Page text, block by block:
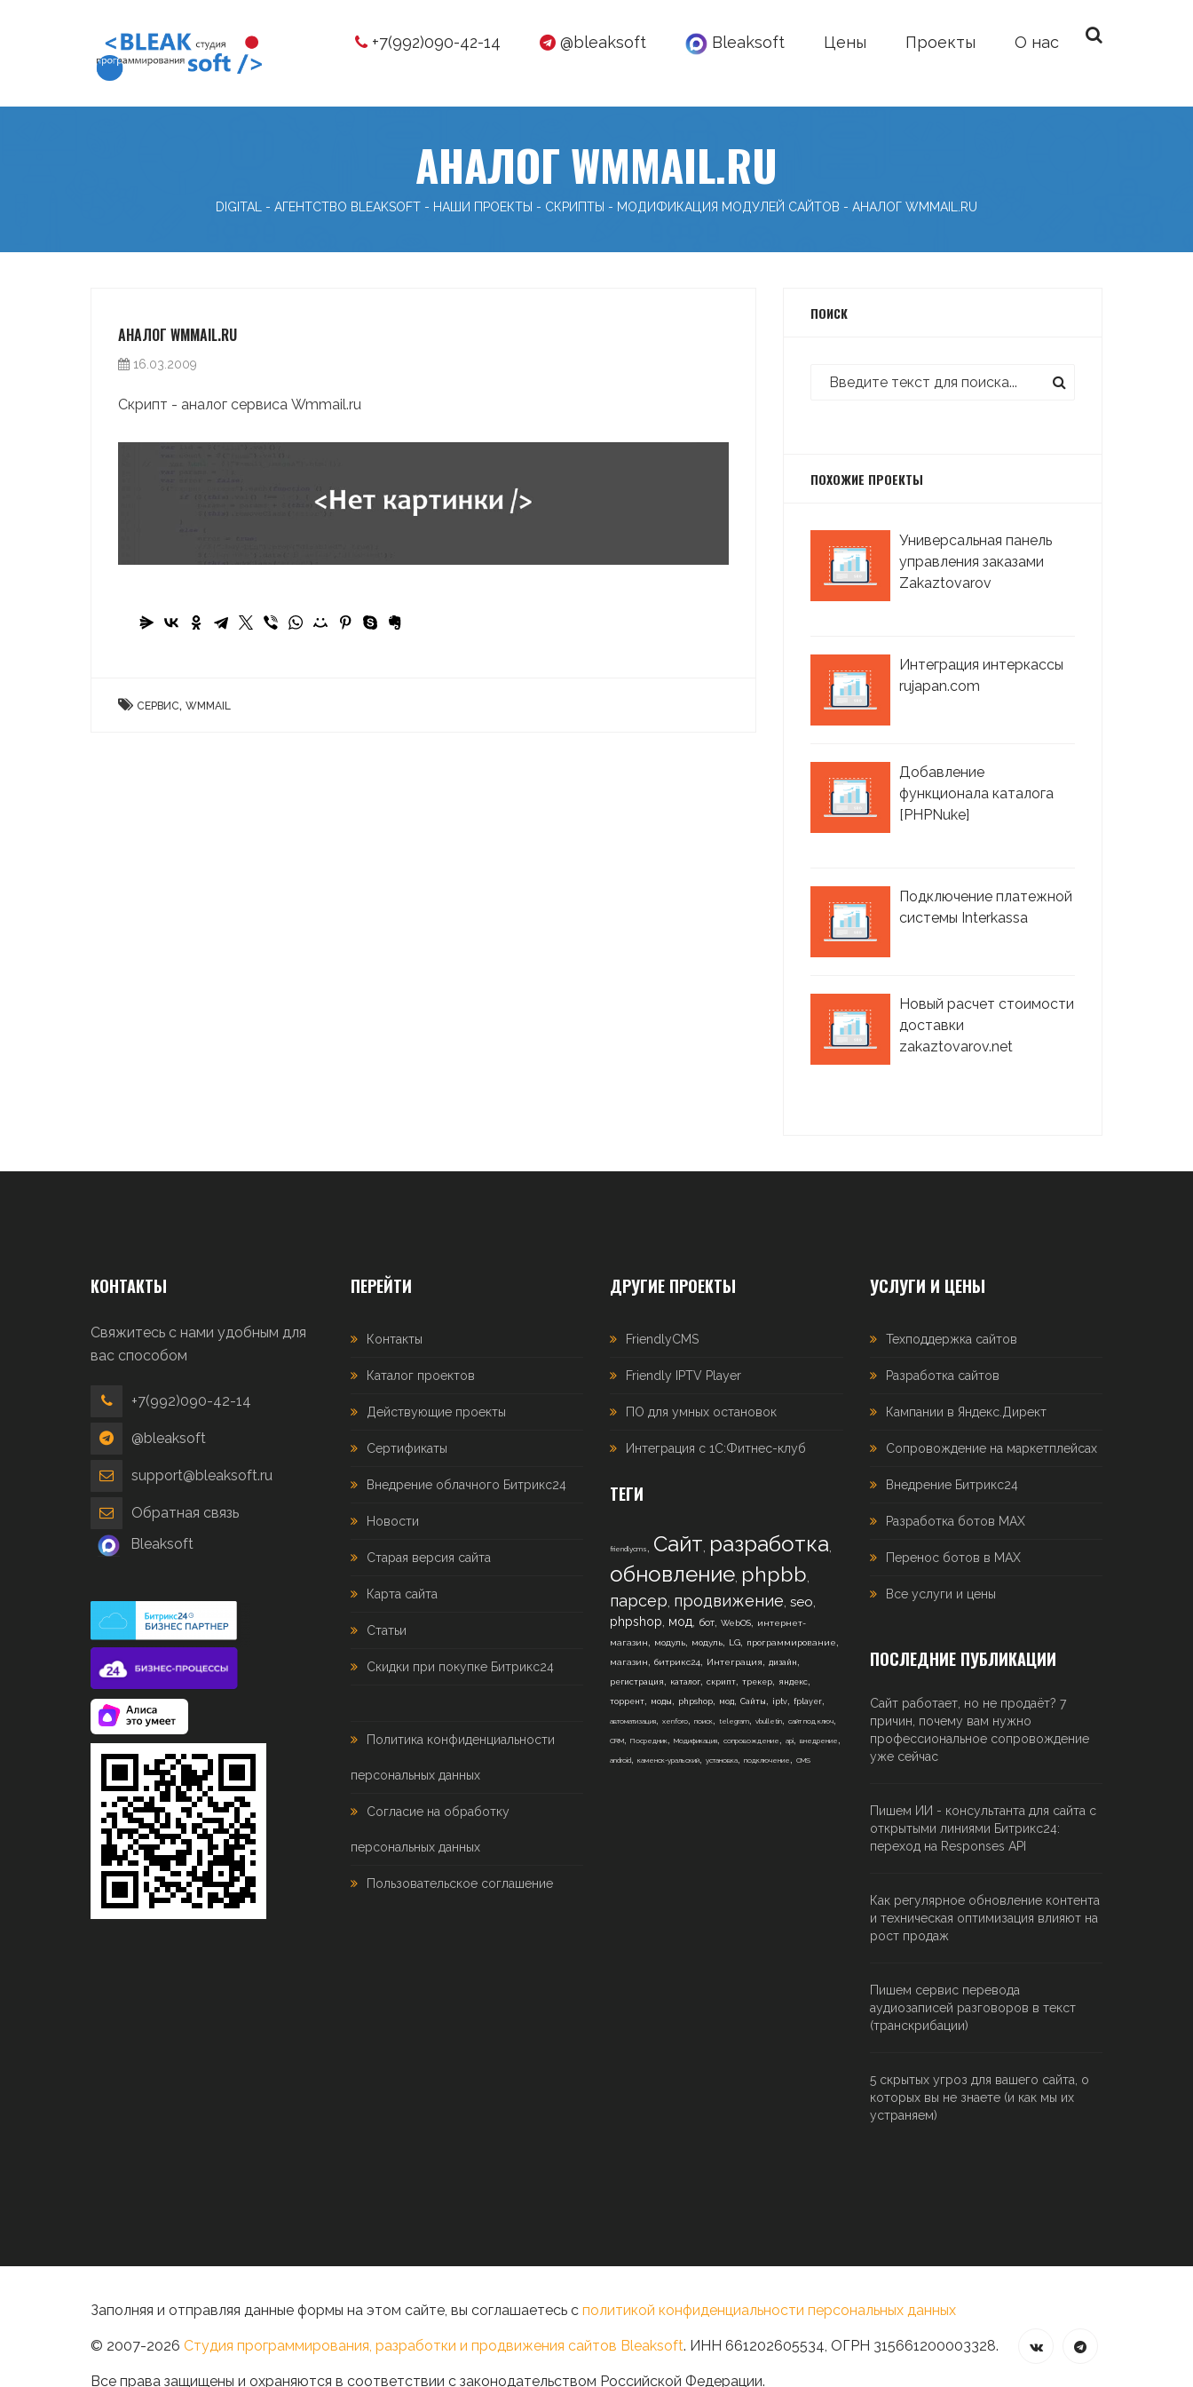
+7(992)090-42-14 @bleaksoft Bleaksoft Цены Проекты О нас
АНАЛОГ WMMAIL.RU
DIGITAL - АГЕНТСТВО BLEAKSOFT - НАШИ ПРОЕКТЫ - СКРИПТЫ - МОДИФИКАЦИЯ МОДУЛЕЙ САЙТОВ - АНАЛОГ WMMAIL.RU
АНАЛОГ WMMAIL.RU
16.03.2009
Скрипт - аналог сервиса Wmmail.ru
СЕРВИС, WMMAIL
ПОИСК
ПОХОЖИЕ ПРОЕКТЫ
Универсальная панель
управления заказами
Zakaztovarov
Интеграция интеркассы
rujapan.com
Добавление
функционала каталога
[PHPNuke]
Подключение платежной
системы Interkassa
Новый расчет стоимости
доставки
zakaztovarov.net
КОНТАКТЫ
Свяжитесь с нами удобным для
вас способом
+7(992)090-42-14
@bleaksoft
support@bleaksoft.ru
Обратная связь
Bleaksoft
ПЕРЕЙТИ
Контакты
Каталог проектов
Действующие проекты
Сертификаты
Внедрение облачного Битрикс24
Новости
Старая версия сайта
Карта сайта
Статьи
Скидки при покупке Битрикс24
Политика конфиденциальности
персональных данных
Согласие на обработку
персональных данных
Пользовательское соглашение
ДРУГИЕ ПРОЕКТЫ
FriendlyCMS
Friendly IPTV Player
ПО для умных остановок
Интеграция с 1С:Фитнес-клуб
ТЕГИ
friendlycms , Сайт, разработка,
обновление, phpbb,
парсер, продвижение, seo,
phpshop, мод, бот, WebOS, интернет-
магазин, модуль, модуль, LG, программирование,
магазин, битрикс24, Интеграция, дизайн ,
регистрация , каталог, скрипт, трекер, яндекс,
торрент, моды , phpshop, мод, Сайты , iptv, fplayer,
автоматизация, xenforo, поиск, telegram, vbulletin, сайт под ключ,
CRM, Посредник, Модификация, сопровождение , api, внедрение ,
android, каменск-уральский, установка, подключение , CMS
УСЛУГИ И ЦЕНЫ
Техподдержка сайтов
Разработка сайтов
Кампании в Яндекс.Директ
Сопровождение на маркетплейсах
Внедрение Битрикс24
Разработка ботов MAX
Перенос ботов в MAX
Все услуги и цены
ПОСЛЕДНИЕ ПУБЛИКАЦИИ
Сайт работает, но не продаёт? 7
причин, почему вам нужно
профессиональное сопровождение
уже сейчас
Пишем ИИ - консультанта для сайта с
открытыми линиями Битрикс24:
переход на Responses API
Как регулярное обновление контента
и техническая оптимизация влияют на
рост продаж
Пишем сервис перевода
аудиозаписей разговоров в текст
(транскрибации)
5 скрытых угроз для вашего сайта, о
которых вы не знаете (и как мы их
устраняем)
Заполняя и отправляя данные формы на этом сайте, вы соглашаетесь с политикой конфиденциальности персональных данных
© 2007-2026 Студия программирования, разработки и продвижения сайтов Bleaksoft. ИНН 661202605534, ОГРН 315661200003328.
Все права защищены и охраняются в соответствии с законодательством Российской Федерации.